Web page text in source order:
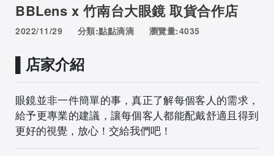
BBLens x 竹南台大眼鏡 取貨合作店
2022/11/29 分類:點點滴滴 瀏覽量:4035
▌店家介紹
眼鏡並非一件簡單的事，真正了解每個客人的需求，
給予更專業的建議，讓每個客人都能配戴舒適且得到
更好的視覺，放心！交給我們吧！